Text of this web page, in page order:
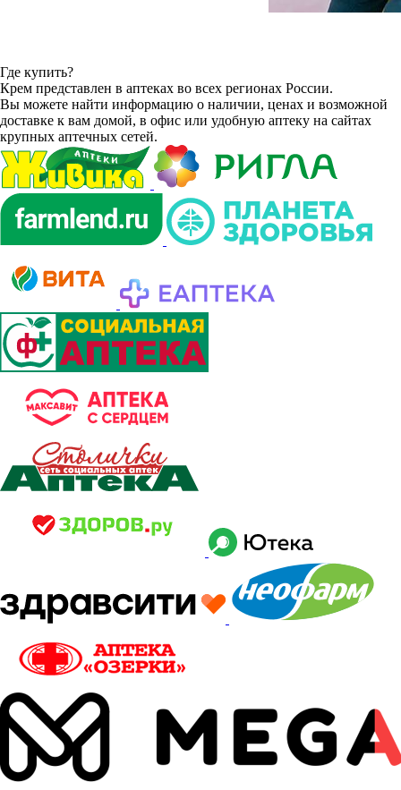
Где купить?
Крем представлен в аптеках во всех регионах России.
Вы можете найти информацию о наличии, ценах и возможной
доставке к вам домой, в офис или удобную аптеку на сайтах
крупных аптечных сетей.